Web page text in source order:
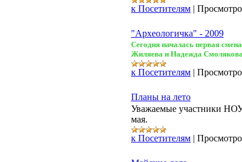
к Посетителям |
"Археологичка" - 2009
Сегодня началась первая
Жиляева и Надежда
к Посетителям |
Планы на лето
Уважаемые участники
мая.
к Посетителям |